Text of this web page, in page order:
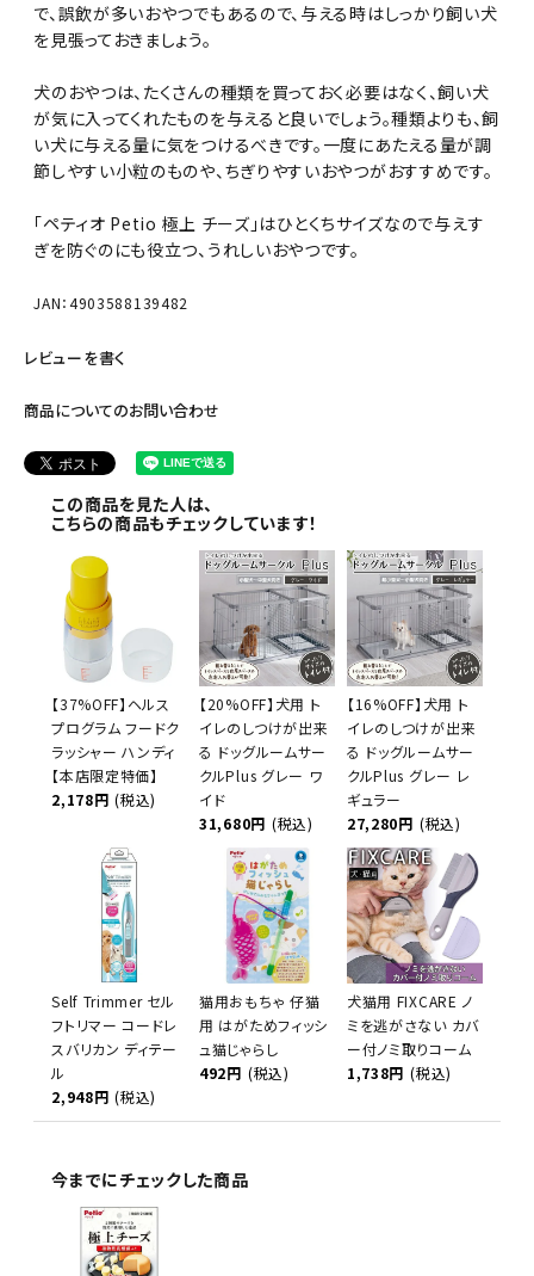
で、誤飲が多いおやつでもあるので、与える時はしっかり飼い犬
を見張っておきましょう。
犬のおやつは、たくさんの種類を買っておく必要はなく、飼い犬
が気に入ってくれたものを与えると良いでしょう。種類よりも、飼
い犬に与える量に気をつけるべきです。一度にあたえる量が調
節しやすい小粒のものや、ちぎりやすいおやつがおすすめです。
「ペティオ Petio 極上 チーズ」はひとくちサイズなので与えす
ぎを防ぐのにも役立つ、うれしいおやつです。
JAN：4903588139482
レビューを書く
商品についてのお問い合わせ
この商品を見た人は、
こちらの商品もチェックしています！
【37%OFF】ヘルス
プログラム フードク
ラッシャー ハンディ
【本店限定特価】
2,178円 (税込)
【20%OFF】犬用 ト
イレのしつけが出来
る ドッグルームサー
クルPlus グレー ワ
イド
31,680円 (税込)
【16%OFF】犬用 ト
イレのしつけが出来
る ドッグルームサー
クルPlus グレー レ
ギュラー
27,280円 (税込)
Self Trimmer セル
フトリマー コードレ
スバリカン ディテー
ル
2,948円 (税込)
猫用おもちゃ 仔猫
用 はがためフィッシ
ュ猫じゃらし
492円 (税込)
犬猫用 FIXCARE ノ
ミを逃がさない カバ
ー付ノミ取りコーム
1,738円 (税込)
今までにチェックした商品